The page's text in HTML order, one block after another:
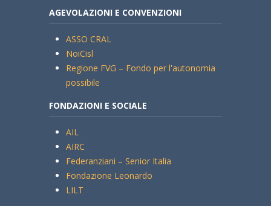
AGEVOLAZIONI E CONVENZIONI
ASSO CRAL
NoiCisl
Regione FVG – Fondo per l'autonomia
possibile
FONDAZIONI E SOCIALE
AIL
AIRC
Federanziani – Senior Italia
Fondazione Leonardo
LILT